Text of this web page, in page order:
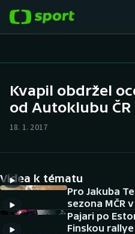
Hokej
Cyklistika
DALŠÍ SPORTY
Kvapil obdržel
od Autoklubu ČR
18. 1. 2017
Videa k tématu
Pro Jakuba
sezona MČR
Pajari po
Finskou rallye